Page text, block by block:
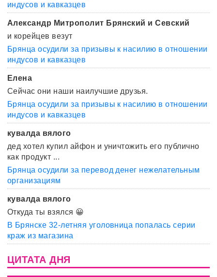
индусов и кавказцев
Александр Митрополит Брянский и Севский
и корейцев везут
Брянца осудили за призывы к насилию в отношении
индусов и кавказцев
Елена
Сейчас они наши наилучшие друзья.
Брянца осудили за призывы к насилию в отношении
индусов и кавказцев
кувалда вялого
дед хотел купил айфон и уничтожить его публично
как продукт ...
Брянца осудили за перевод денег нежелательным
организациям
кувалда вялого
Откуда ты взялся 😀
В Брянске 32-летняя уголовница попалась серии
краж из магазина
ЦИТАТА ДНЯ